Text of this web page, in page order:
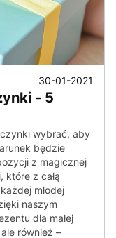
30-01-2021
- 5
wybrać, aby
będzie
z magicznej
które z całą
młodej
naszym
dla małej
również –